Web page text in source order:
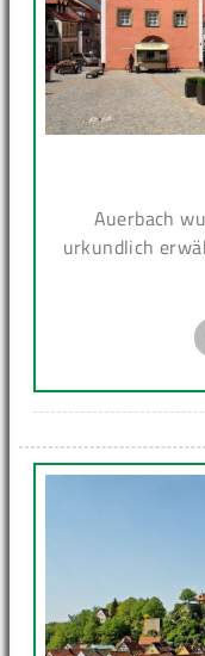
Auerbach
urkundlich